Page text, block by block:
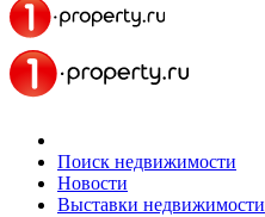
Поиск недвижимости
Новости
Выставки недвижимости